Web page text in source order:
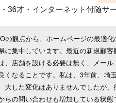
36才・インターネット付随サ
の観点から、ホームページの最適
に集中しています。最近の新規顧
、店舗を設ける必要は無く、メー
くなることです。私は、3年前、埼
大した変化はありませんでしたが
らの問い合わせも増加している状